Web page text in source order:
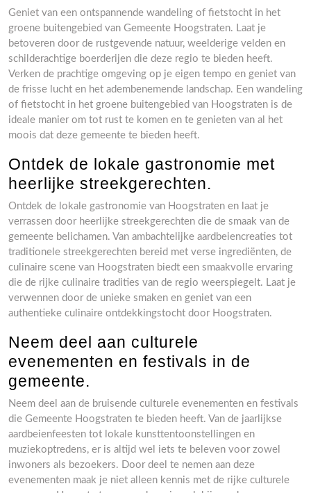
Geniet van een ontspannende wandeling of fietstocht in het
groene buitengebied van Gemeente Hoogstraten. Laat je
betoveren door de rustgevende natuur, weelderige velden en
schilderachtige boerderijen die deze regio te bieden heeft.
Verken de prachtige omgeving op je eigen tempo en geniet van
de frisse lucht en het adembenemende landschap. Een wandeling
of fietstocht in het groene buitengebied van Hoogstraten is de
ideale manier om tot rust te komen en te genieten van al het
moois dat deze gemeente te bieden heeft.
Ontdek de lokale gastronomie met
heerlijke streekgerechten.
Ontdek de lokale gastronomie van Hoogstraten en laat je
verrassen door heerlijke streekgerechten die de smaak van de
gemeente belichamen. Van ambachtelijke aardbeiencreaties tot
traditionele streekgerechten bereid met verse ingrediënten, de
culinaire scene van Hoogstraten biedt een smaakvolle ervaring
die de rijke culinaire tradities van de regio weerspiegelt. Laat je
verwennen door de unieke smaken en geniet van een
authentieke culinaire ontdekkingstocht door Hoogstraten.
Neem deel aan culturele
evenementen en festivals in de
gemeente.
Neem deel aan de bruisende culturele evenementen en festivals
die Gemeente Hoogstraten te bieden heeft. Van de jaarlijkse
aardbeienfeesten tot lokale kunsttentoonstellingen en
muziekoptredens, er is altijd wel iets te beleven voor zowel
inwoners als bezoekers. Door deel te nemen aan deze
evenementen maak je niet alleen kennis met de rijke culturele